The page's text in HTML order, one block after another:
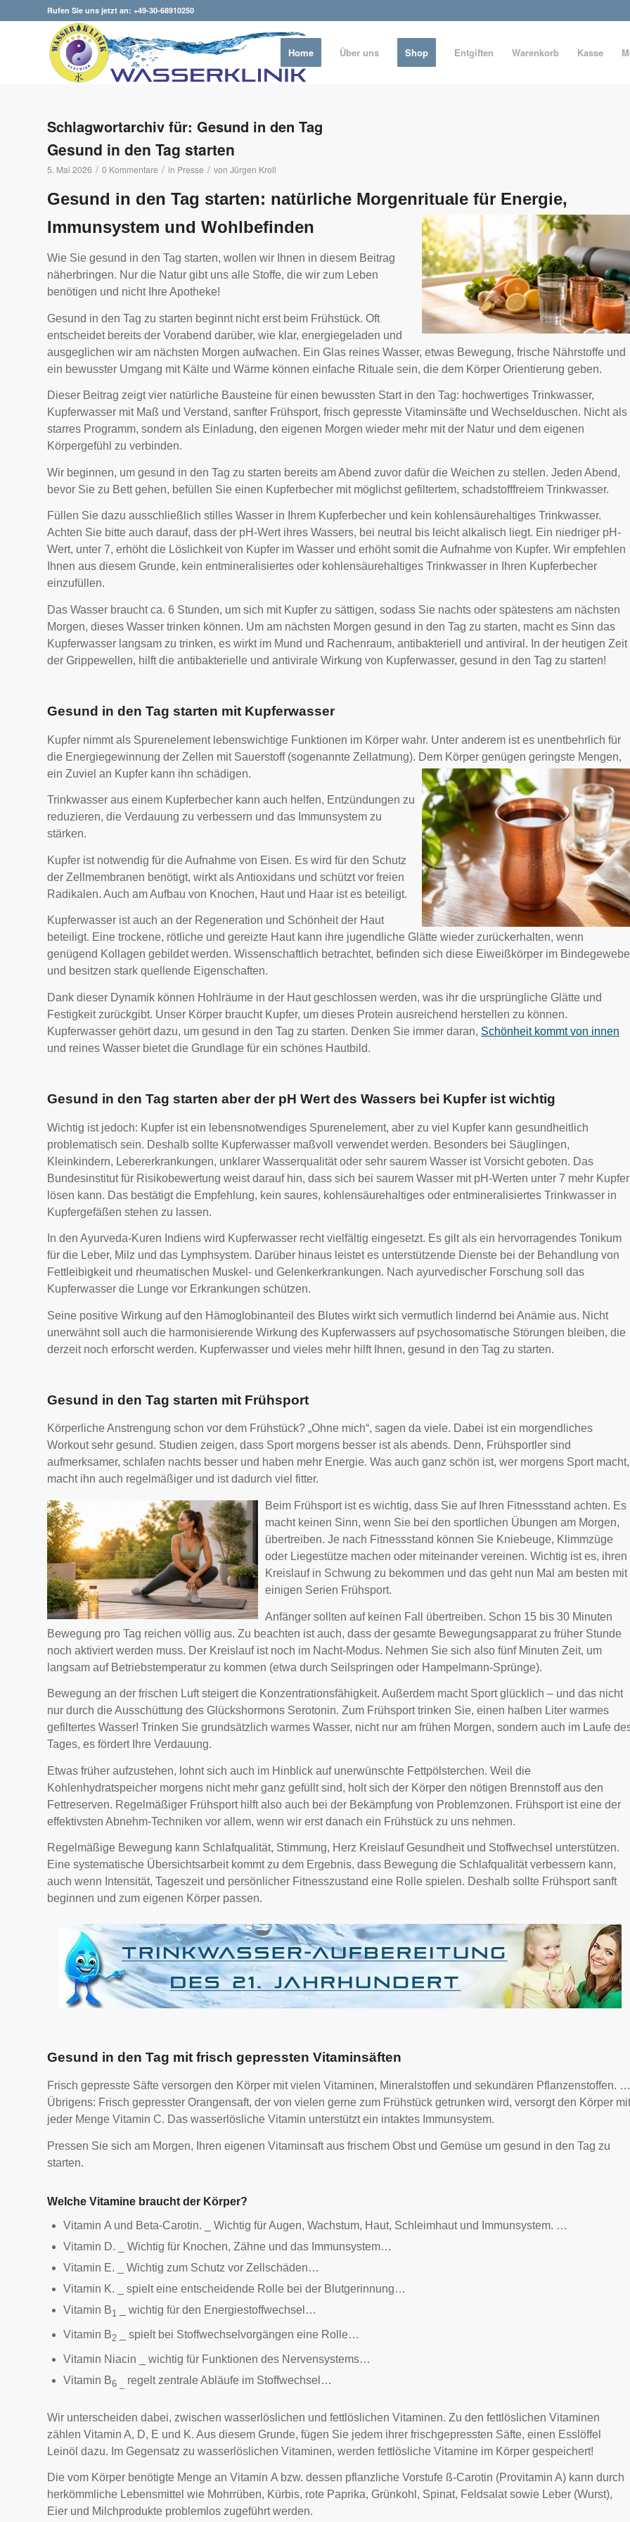
Rufen Sie uns jetzt an: +49-30-68910250
Home Über uns Shop Entgiften Warenkorb Kasse
Schlagwortarchiv für: Gesund in den Tag
Gesund in den Tag starten
5. Mai 2026 / 0 Kommentare / in Presse / von Jürgen Kroll
Gesund in den Tag starten: natürliche Morgenrituale für Energie,
Immunsystem und Wohlbefinden
Wie Sie gesund in den Tag starten, wollen wir Ihnen in diesem Beitrag
näherbringen. Nur die Natur gibt uns alle Stoffe, die wir zum Leben
benötigen und nicht Ihre Apotheke!
Gesund in den Tag zu starten beginnt nicht erst beim Frühstück. Oft
entscheidet bereits der Vorabend darüber, wie klar, energiegeladen und
ausgeglichen wir am nächsten Morgen aufwachen. Ein Glas reines Wasser, etwas Bewegung, frische Nährstoffe und
ein bewusster Umgang mit Kälte und Wärme können einfache Rituale sein, die dem Körper Orientierung geben.
Dieser Beitrag zeigt vier natürliche Bausteine für einen bewussten Start in den Tag: hochwertiges Trinkwasser,
Kupferwasser mit Maß und Verstand, sanfter Frühsport, frisch gepresste Vitaminsäfte und Wechselduschen. Nicht als
starres Programm, sondern als Einladung, den eigenen Morgen wieder mehr mit der Natur und dem eigenen
Körpergefühl zu verbinden.
Wir beginnen, um gesund in den Tag zu starten bereits am Abend zuvor dafür die Weichen zu stellen. Jeden Abend,
bevor Sie zu Bett gehen, befüllen Sie einen Kupferbecher mit möglichst gefiltertem, schadstofffreiem Trinkwasser.
Füllen Sie dazu ausschließlich stilles Wasser in Ihrem Kupferbecher und kein kohlensäurehaltiges Trinkwasser.
Achten Sie bitte auch darauf, dass der pH-Wert ihres Wassers, bei neutral bis leicht alkalisch liegt. Ein niedriger pH-
Wert, unter 7, erhöht die Löslichkeit von Kupfer im Wasser und erhöht somit die Aufnahme von Kupfer. Wir empfehlen
Ihnen aus diesem Grunde, kein entmineralisiertes oder kohlensäurehaltiges Trinkwasser in Ihren Kupferbecher
einzufüllen.
Das Wasser braucht ca. 6 Stunden, um sich mit Kupfer zu sättigen, sodass Sie nachts oder spätestens am nächsten
Morgen, dieses Wasser trinken können. Um am nächsten Morgen gesund in den Tag zu starten, macht es Sinn das
Kupferwasser langsam zu trinken, es wirkt im Mund und Rachenraum, antibakteriell und antiviral. In der heutigen Zeit
der Grippewellen, hilft die antibakterielle und antivirale Wirkung von Kupferwasser, gesund in den Tag zu starten!
Gesund in den Tag starten mit Kupferwasser
Kupfer nimmt als Spurenelement lebenswichtige Funktionen im Körper wahr. Unter anderem ist es unentbehrlich für
die Energiegewinnung der Zellen mit Sauerstoff (sogenannte Zellatmung). Dem Körper genügen geringste Mengen,
ein Zuviel an Kupfer kann ihn schädigen.
Trinkwasser aus einem Kupferbecher kann auch helfen, Entzündungen zu
reduzieren, die Verdauung zu verbessern und das Immunsystem zu
stärken.
Kupfer ist notwendig für die Aufnahme von Eisen. Es wird für den Schutz
der Zellmembranen benötigt, wirkt als Antioxidans und schützt vor freien
Radikalen. Auch am Aufbau von Knochen, Haut und Haar ist es beteiligt.
Kupferwasser ist auch an der Regeneration und Schönheit der Haut
beteiligt. Eine trockene, rötliche und gereizte Haut kann ihre jugendliche Glätte wieder zurückerhalten, wenn
genügend Kollagen gebildet werden. Wissenschaftlich betrachtet, befinden sich diese Eiweißkörper im Bindegewebe
und besitzen stark quellende Eigenschaften.
Dank dieser Dynamik können Hohlräume in der Haut geschlossen werden, was ihr die ursprüngliche Glätte und
Festigkeit zurückgibt. Unser Körper braucht Kupfer, um dieses Protein ausreichend herstellen zu können.
Kupferwasser gehört dazu, um gesund in den Tag zu starten. Denken Sie immer daran, Schönheit kommt von innen
und reines Wasser bietet die Grundlage für ein schönes Hautbild.
Gesund in den Tag starten aber der pH Wert des Wassers bei Kupfer ist wichtig
Wichtig ist jedoch: Kupfer ist ein lebensnotwendiges Spurenelement, aber zu viel Kupfer kann gesundheitlich
problematisch sein. Deshalb sollte Kupferwasser maßvoll verwendet werden. Besonders bei Säuglingen,
Kleinkindern, Lebererkrankungen, unklarer Wasserqualität oder sehr saurem Wasser ist Vorsicht geboten. Das
Bundesinstitut für Risikobewertung weist darauf hin, dass sich bei saurem Wasser mit pH-Werten unter 7 mehr Kupfer
lösen kann. Das bestätigt die Empfehlung, kein saures, kohlensäurehaltiges oder entmineralisiertes Trinkwasser in
Kupfergefäßen stehen zu lassen.
In den Ayurveda-Kuren Indiens wird Kupferwasser recht vielfältig eingesetzt. Es gilt als ein hervorragendes Tonikum
für die Leber, Milz und das Lymphsystem. Darüber hinaus leistet es unterstützende Dienste bei der Behandlung von
Fettleibigkeit und rheumatischen Muskel- und Gelenkerkrankungen. Nach ayurvedischer Forschung soll das
Kupferwasser die Lunge vor Erkrankungen schützen.
Seine positive Wirkung auf den Hämoglobinanteil des Blutes wirkt sich vermutlich lindernd bei Anämie aus. Nicht
unerwähnt soll auch die harmonisierende Wirkung des Kupferwassers auf psychosomatische Störungen bleiben, die
derzeit noch erforscht werden. Kupferwasser und vieles mehr hilft Ihnen, gesund in den Tag zu starten.
Gesund in den Tag starten mit Frühsport
Körperliche Anstrengung schon vor dem Frühstück? „Ohne mich“, sagen da viele. Dabei ist ein morgendliches
Workout sehr gesund. Studien zeigen, dass Sport morgens besser ist als abends. Denn, Frühsportler sind
aufmerksamer, schlafen nachts besser und haben mehr Energie. Was auch ganz schön ist, wer morgens Sport macht,
macht ihn auch regelmäßiger und ist dadurch viel fitter.
Beim Frühsport ist es wichtig, dass Sie auf Ihren Fitnessstand achten. Es
macht keinen Sinn, wenn Sie bei den sportlichen Übungen am Morgen,
übertreiben. Je nach Fitnessstand können Sie Kniebeuge, Klimmzüge
oder Liegestütze machen oder miteinander vereinen. Wichtig ist es, ihren
Kreislauf in Schwung zu bekommen und das geht nun Mal am besten mit
einigen Serien Frühsport.
Anfänger sollten auf keinen Fall übertreiben. Schon 15 bis 30 Minuten
Bewegung pro Tag reichen völlig aus. Zu beachten ist auch, dass der gesamte Bewegungsapparat zu früher Stunde
noch aktiviert werden muss. Der Kreislauf ist noch im Nacht-Modus. Nehmen Sie sich also fünf Minuten Zeit, um
langsam auf Betriebstemperatur zu kommen (etwa durch Seilspringen oder Hampelmann-Sprünge).
Bewegung an der frischen Luft steigert die Konzentrationsfähigkeit. Außerdem macht Sport glücklich – und das nicht
nur durch die Ausschüttung des Glückshormons Serotonin. Zum Frühsport trinken Sie, einen halben Liter warmes
gefiltertes Wasser! Trinken Sie grundsätzlich warmes Wasser, nicht nur am frühen Morgen, sondern auch im Laufe
Tages, es fördert Ihre Verdauung.
Etwas früher aufzustehen, lohnt sich auch im Hinblick auf unerwünschte Fettpölsterchen. Weil die
Kohlenhydratspeicher morgens nicht mehr ganz gefüllt sind, holt sich der Körper den nötigen Brennstoff aus den
Fettreserven. Regelmäßiger Frühsport hilft also auch bei der Bekämpfung von Problemzonen. Frühsport ist eine der
effektivsten Abnehm-Techniken vor allem, wenn wir erst danach ein Frühstück zu uns nehmen.
Regelmäßige Bewegung kann Schlafqualität, Stimmung, Herz Kreislauf Gesundheit und Stoffwechsel unterstützen.
Eine systematische Übersichtsarbeit kommt zu dem Ergebnis, dass Bewegung die Schlafqualität verbessern kann,
auch wenn Intensität, Tageszeit und persönlicher Fitnesszustand eine Rolle spielen. Deshalb sollte Frühsport sanft
beginnen und zum eigenen Körper passen.
Gesund in den Tag mit frisch gepressten Vitaminsäften
Frisch gepresste Säfte versorgen den Körper mit vielen Vitaminen, Mineralstoffen und sekundären Pflanzenstoffen. …
Übrigens: Frisch gepresster Orangensaft, der von vielen gerne zum Frühstück getrunken wird, versorgt den Körper mit
jeder Menge Vitamin C. Das wasserlösliche Vitamin unterstützt ein intaktes Immunsystem.
Pressen Sie sich am Morgen, Ihren eigenen Vitaminsaft aus frischem Obst und Gemüse um gesund in den Tag zu
starten.
Welche Vitamine braucht der Körper?
Vitamin A und Beta-Carotin. _ Wichtig für Augen, Wachstum, Haut, Schleimhaut und Immunsystem. …
Vitamin D. _ Wichtig für Knochen, Zähne und das Immunsystem…
Vitamin E. _ Wichtig zum Schutz vor Zellschäden…
Vitamin K. _ spielt eine entscheidende Rolle bei der Blutgerinnung…
Vitamin B1 _ wichtig für den Energiestoffwechsel…
Vitamin B2 _ spielt bei Stoffwechselvorgängen eine Rolle…
Vitamin Niacin _ wichtig für Funktionen des Nervensystems…
Vitamin B6 _ regelt zentrale Abläufe im Stoffwechsel…
Wir unterscheiden dabei, zwischen wasserlöslichen und fettlöslichen Vitaminen. Zu den fettlöslichen Vitaminen
zählen Vitamin A, D, E und K. Aus diesem Grunde, fügen Sie jedem ihrer frischgepressten Säfte, einen Esslöffel
Leinöl dazu. Im Gegensatz zu wasserlöslichen Vitaminen, werden fettlösliche Vitamine im Körper gespeichert!
Die vom Körper benötigte Menge an Vitamin A bzw. dessen pflanzliche Vorstufe ß-Carotin (Provitamin A) kann durch
herkömmliche Lebensmittel wie Mohrrüben, Kürbis, rote Paprika, Grünkohl, Spinat, Feldsalat sowie Leber (Wurst),
Eier und Milchprodukte problemlos zugeführt werden.